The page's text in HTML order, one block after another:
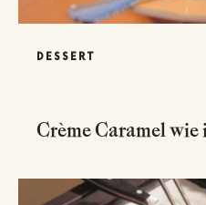
DESSERT
Crème Caramel